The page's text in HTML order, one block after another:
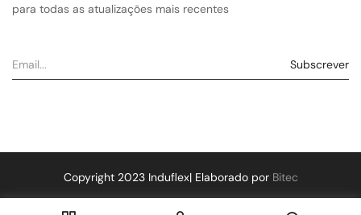
para todas as atualizações mais recentes
Copyright 2023 Induflex| Elaborado por Bitec